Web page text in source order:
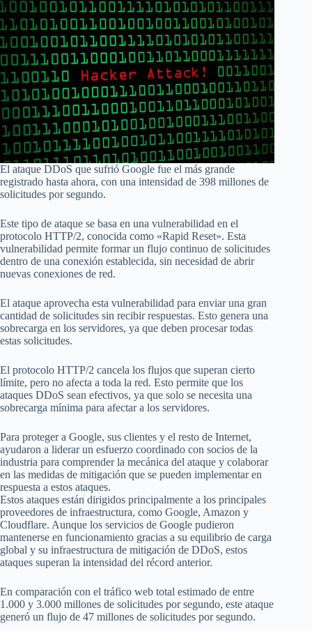
El ataque DDoS que sufrió Google fue el más grande
registrado hasta ahora, con una intensidad de 398 millones de
solicitudes por segundo.
Este tipo de ataque se basa en una vulnerabilidad en el
protocolo HTTP/2, conocida como «Rapid Reset». Esta
vulnerabilidad permite formar un flujo continuo de solicitudes
dentro de una conexión establecida, sin necesidad de abrir
nuevas conexiones de red.
El ataque aprovecha esta vulnerabilidad para enviar una gran
cantidad de solicitudes sin recibir respuestas. Esto genera una
sobrecarga en los servidores, ya que deben procesar todas
estas solicitudes.
El protocolo HTTP/2 cancela los flujos que superan cierto
límite, pero no afecta a toda la red. Esto permite que los
ataques DDoS sean efectivos, ya que solo se necesita una
sobrecarga mínima para afectar a los servidores.
Para proteger a Google, sus clientes y el resto de Internet,
ayudaron a liderar un esfuerzo coordinado con socios de la
industria para comprender la mecánica del ataque y colaborar
en las medidas de mitigación que se pueden implementar en
respuesta a estos ataques.
Estos ataques están dirigidos principalmente a los principales
proveedores de infraestructura, como Google, Amazon y
Cloudflare. Aunque los servicios de Google pudieron
mantenerse en funcionamiento gracias a su equilibrio de carga
global y su infraestructura de mitigación de DDoS, estos
ataques superan la intensidad del récord anterior.
En comparación con el tráfico web total estimado de entre
1.000 y 3.000 millones de solicitudes por segundo, este ataque
generó un flujo de 47 millones de solicitudes por segundo.